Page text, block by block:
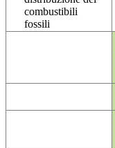
combustibili
fossili